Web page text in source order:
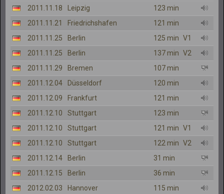
2011.11.18
Leipzig
123 min
2011.11.21
Friedrichshafen
121 min
2011.11.25
Berlin 125 min V1
2011.11.25
Berlin 137 min V2
2011.11.29
Bremen
107 min
2011.12.04
Düsseldorf
120 min
2011.12.09
Frankfurt
121 min
2011.12.10
Stuttgart
123 min
2011.12.10
Stuttgart 121 min V1
2011.12.10
Stuttgart 122 min V2
2011.12.14
Berlin
31 min
2011.12.15
Berlin
36 min
2012.02.03
Hannover
115 min